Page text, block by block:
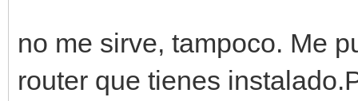
no me sirve, tampoco. Me
router que tienes